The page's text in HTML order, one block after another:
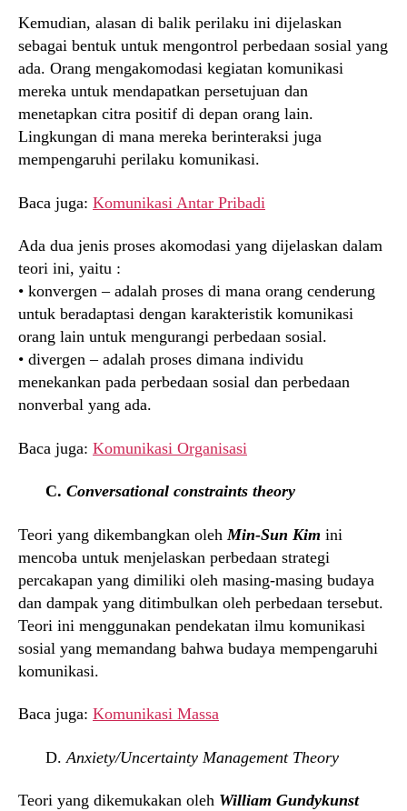
Kemudian, alasan di balik perilaku ini dijelaskan
sebagai bentuk untuk mengontrol perbedaan sosial yang
ada. Orang mengakomodasi kegiatan komunikasi
mereka untuk mendapatkan persetujuan dan
menetapkan citra positif di depan orang lain.
Lingkungan di mana mereka berinteraksi juga
mempengaruhi perilaku komunikasi.
Baca juga: Komunikasi Antar Pribadi
Ada dua jenis proses akomodasi yang dijelaskan dalam
teori ini, yaitu :
• konvergen – adalah proses di mana orang cenderung
untuk beradaptasi dengan karakteristik komunikasi
orang lain untuk mengurangi perbedaan sosial.
• divergen – adalah proses dimana individu
menekankan pada perbedaan sosial dan perbedaan
nonverbal yang ada.
Baca juga: Komunikasi Organisasi
C. Conversational constraints theory
Teori yang dikembangkan oleh Min-Sun Kim ini
mencoba untuk menjelaskan perbedaan strategi
percakapan yang dimiliki oleh masing-masing budaya
dan dampak yang ditimbulkan oleh perbedaan tersebut.
Teori ini menggunakan pendekatan ilmu komunikasi
sosial yang memandang bahwa budaya mempengaruhi
komunikasi.
Baca juga: Komunikasi Massa
D. Anxiety/Uncertainty Management Theory
Teori yang dikemukakan oleh William Gundykunst